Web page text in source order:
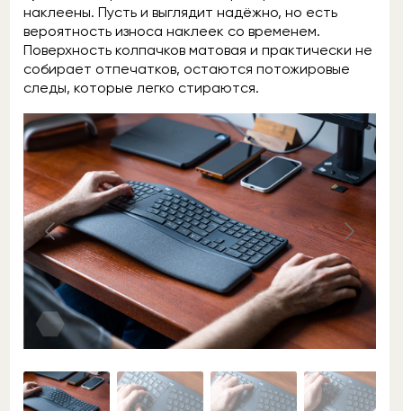
наклеены. Пусть и выглядит надёжно, но есть
вероятность износа наклеек со временем.
Поверхность колпачков матовая и практически не
собирает отпечатков, остаются потожировые
следы, которые легко стираются.